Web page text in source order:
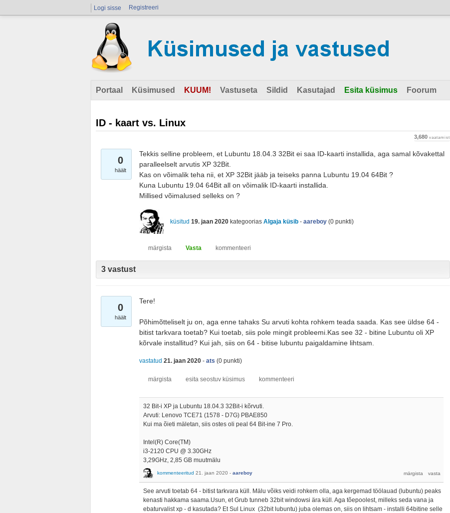
Logi sisse Registreeri
Portaal Küsimused KUUM! Vastuseta Sildid Kasutajad Esita küsimus Foorum
ID - kaart vs. Linux
0
häält
3,680 vaatamist
Tekkis selline probleem, et Lubuntu 18.04.3 32Bit ei saa ID-kaarti installida, aga samal kõvakettal
paralleelselt arvutis XP 32Bit.
Kas on võimalik teha nii, et XP 32Bit jääb ja teiseks panna Lubuntu 19.04 64Bit ?
Kuna Lubuntu 19.04 64Bit all on võimalik ID-kaarti installida.
Millised võimalused selleks on ?
küsitud 19. jaan 2020 kategoorias Algaja küsib - aareboy (0 punkti)
3 vastust
0
häält
Tere!
Põhimõtteliselt ju on, aga enne tahaks Su arvuti kohta rohkem teada saada. Kas see üldse 64 -
bitist tarkvara toetab? Kui toetab, siis pole mingit probleemi.Kas see 32 - bitine Lubuntu oli XP
kõrvale installitud? Kui jah, siis on 64 - bitise lubuntu paigaldamine lihtsam.
vastatud 21. jaan 2020 - ats (0 punkti)
32 Bit-i XP ja Lubuntu 18.04.3 32Bit-i kõrvuti.
Arvuti: Lenovo TCE71 (1578 - D7G) PBAE850
Kui ma õieti mäletan, siis ostes oli peal 64 Bit-ine 7 Pro.
Intel(R) Core(TM)
i3-2120 CPU @ 3.30GHz
3,29GHz, 2,85 GB muutmälu
kommenteeritud 21. jaan 2020 - aareboy
See arvuti toetab 64 - bitist tarkvara küll. Mälu võiks veidi rohkem olla, aga kergemad töölauad (lubuntu) peaks
kenasti hakkama saama.Usun, et Grub tunneb 32bit windowsi ära küll. Aga tõepoolest, milleks seda vana ja
ebaturvalist xp - d kasutada? Et Sul Linux (32bit lubuntu) juba olemas on, siis on lihtsam - installi 64bitine selle